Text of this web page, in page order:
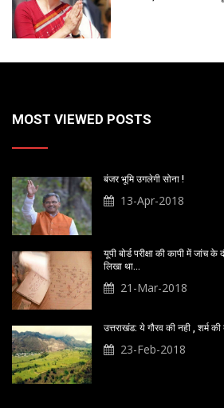
MOST VIEWED POSTS
बंजर भूमि उगलेगी सोना !
13-Apr-2018
यूपी बोर्ड परीक्षा की कापी में जांच
लिखा था…
21-Mar-2018
उत्तराखंड: ये गौरव की नही , शर्म की
23-Feb-2018